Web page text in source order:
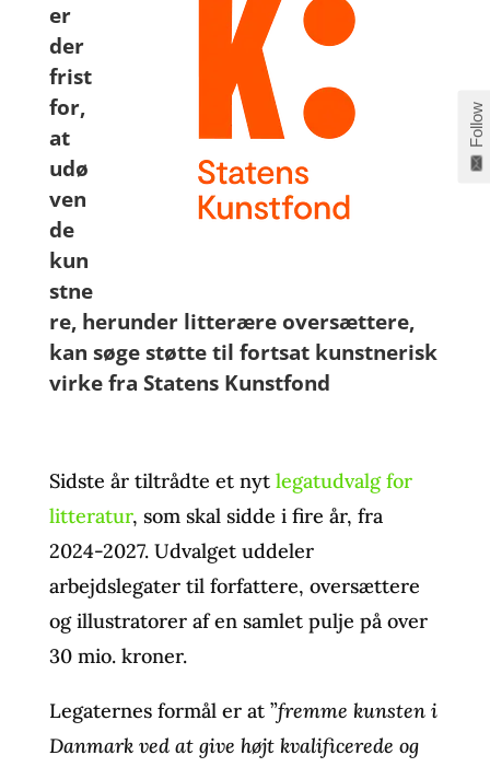
er
der
frist
for,
at
udø
ven
de
kun
stne
re, herunder litterære oversættere,
kan søge støtte til fortsat kunstnerisk
virke fra Statens Kunstfond
Sidste år tiltrådte et nyt legatudvalg for
litteratur, som skal sidde i fire år, fra
2024-2027. Udvalget uddeler
arbejdslegater til forfattere, oversættere
og illustratorer af en samlet pulje på over
30 mio. kroner.
Legaternes formål er at ”fremme kunsten i
Danmark ved at give højt kvalificerede og
Follow